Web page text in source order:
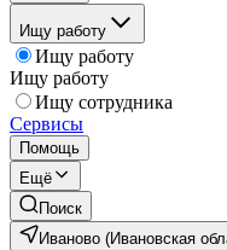
Ищу работу
Ищу работу
Ищу работу
Ищу сотрудника
Сервисы
Помощь
Ещё
Поиск
Иваново (Ивановская